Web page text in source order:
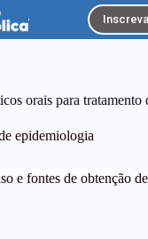
orais para
epidemiologia
e fontes de obtenção